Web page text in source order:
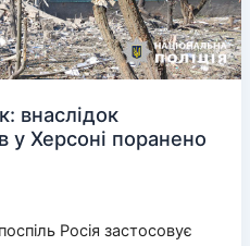
внаслідок
у Херсоні поранено
Росія застосовує